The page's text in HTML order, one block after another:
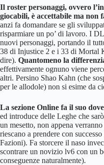
Il roster personaggi, ovvero
giocabili, è accettabile ma non
anzi fa domandare se gli
risparmiare un po’ di lavoro. I
nuovi personaggi, portando il
38 di Injustice 2 e i 33 di Mortal
dire). Quantomeno la
effettivamente ognuno viene
altri. Persino Shao Kahn (che
per le allodole) non si esime da
La sezione Online fa il suo
ed introduce delle Leghe che
un mesetto, non appena
riescano a prendere con
Fazioni). Fa storcere il naso
scontrare un novizio lv6 con un
conseguenze naturalmente).